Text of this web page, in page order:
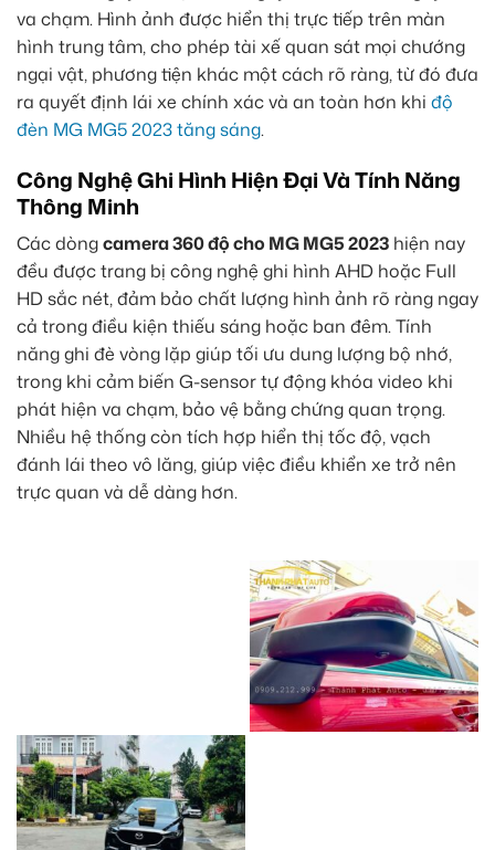
va chạm. Hình ảnh được hiển thị trực tiếp trên màn
hình trung tâm, cho phép tài xế quan sát mọi chướng
ngại vật, phương tiện khác một cách rõ ràng, từ đó đưa
ra quyết định lái xe chính xác và an toàn hơn khi độ
đèn MG MG5 2023 tăng sáng.
Công Nghệ Ghi Hình Hiện Đại Và Tính Năng
Thông Minh
Các dòngcamera 360 độ cho MG MG5 2023 hiện nay
đều được trang bị công nghệ ghi hình AHD hoặc Full
HD sắc nét, đảm bảo chất lượng hình ảnh rõ ràng ngay
cả trong điều kiện thiếu sáng hoặc ban đêm. Tính
năng ghi đè vòng lặp giúp tối ưu dung lượng bộ nhớ,
trong khi cảm biến G-sensor tự động khóa video khi
phát hiện va chạm, bảo vệ bằng chứng quan trọng.
Nhiều hệ thống còn tích hợp hiển thị tốc độ, vạch
đánh lái theo vô lăng, giúp việc điều khiển xe trở nên
trực quan và dễ dàng hơn.